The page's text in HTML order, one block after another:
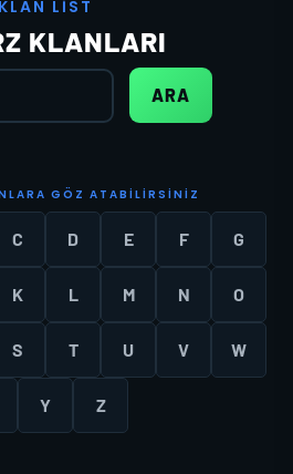
KLAN L I S T
KLANLARI
ARA
LAR A G Ö Z A T AB I LI R S I NI Z
C D E F G
K L M N O
S T U V W
Y Z